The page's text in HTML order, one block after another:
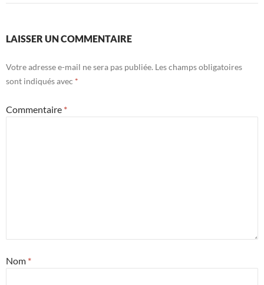
LAISSER UN COMMENTAIRE
Votre adresse e-mail ne sera pas publiée. Les champs obligatoires
sont indiqués avec *
Commentaire *
Nom *